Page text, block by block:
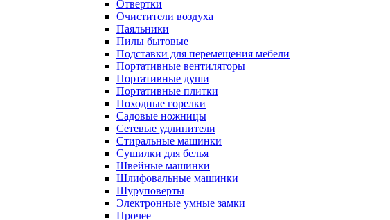
Отвертки
Очистители воздуха
Паяльники
Пилы бытовые
Подставки для перемещения мебели
Портативные вентиляторы
Портативные души
Портативные плитки
Походные горелки
Садовые ножницы
Сетевые удлинители
Стиральные машинки
Сушилки для белья
Швейные машинки
Шлифовальные машинки
Шуруповерты
Электронные умные замки
Прочее